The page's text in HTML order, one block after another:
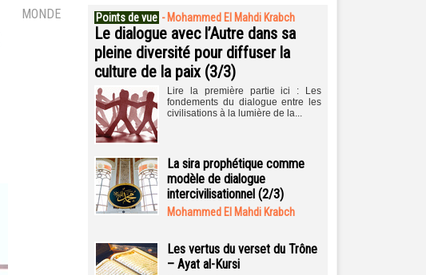
MONDE Points de vue - Mohammed El Mahdi Krabch
Le dialogue avec l’Autre dans sa
pleine diversité pour diffuser la
culture de la paix (3/3)
Lire la première partie ici : Les
fondements du dialogue entre les
civilisations à la lumière de la...
La sira prophétique comme
modèle de dialogue
intercivilisationnel (2/3)
Mohammed El Mahdi Krabch
Les vertus du verset du Trône
– Ayat al-Kursi